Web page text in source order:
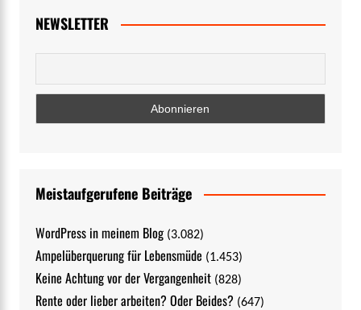
NEWSLETTER
Meistaufgerufene Beiträge
WordPress in meinem Blog (3.082)
Ampelüberquerung für Lebensmüde (1.453)
Keine Achtung vor der Vergangenheit (828)
Rente oder lieber arbeiten? Oder Beides? (647)